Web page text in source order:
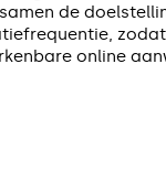
de
online